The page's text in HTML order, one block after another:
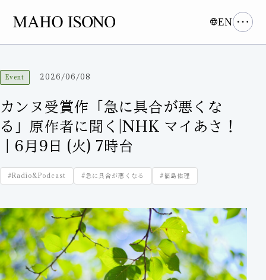
EN
Event 2026/06/08
カンヌ受賞作「急に具合が悪くな
る」原作者に聞く|NHK マイあさ！
｜6月9日 (火) 7時台
#Radio&Podcast #急に具合が悪くなる #福島佑理